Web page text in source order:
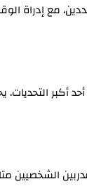
مع
أكبر
الشخصيين